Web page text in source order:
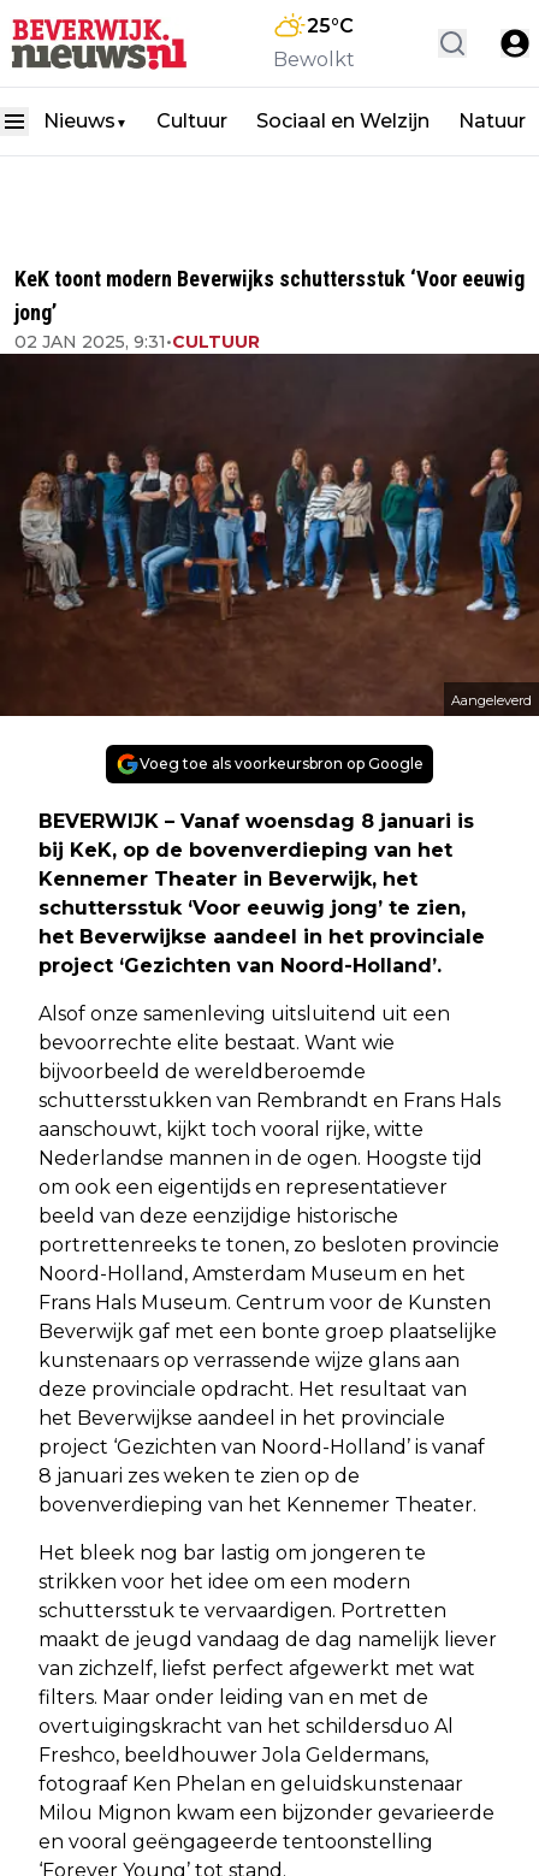
25°C
Bewolkt
Nieuws ▼ Cultuur Sociaal en Welzijn Natuur
KeK toont modern Beverwijks schuttersstuk ‘Voor eeuwig
jong’
02 JAN 2025, 9:31•CULTUUR
Aangeleverd
Voeg toe als voorkeursbron op Google
BEVERWIJK – Vanaf woensdag 8 januari is
bij KeK, op de bovenverdieping van het
Kennemer Theater in Beverwijk, het
schuttersstuk ‘Voor eeuwig jong’ te zien,
het Beverwijkse aandeel in het provinciale
project ‘Gezichten van Noord-Holland’.
Alsof onze samenleving uitsluitend uit een
bevoorrechte elite bestaat. Want wie
bijvoorbeeld de wereldberoemde
schuttersstukken van Rembrandt en Frans Hals
aanschouwt, kijkt toch vooral rijke, witte
Nederlandse mannen in de ogen. Hoogste tijd
om ook een eigentijds en representatiever
beeld van deze eenzijdige historische
portrettenreeks te tonen, zo besloten provincie
Noord-Holland, Amsterdam Museum en het
Frans Hals Museum. Centrum voor de Kunsten
Beverwijk gaf met een bonte groep plaatselijke
kunstenaars op verrassende wijze glans aan
deze provinciale opdracht. Het resultaat van
het Beverwijkse aandeel in het provinciale
project ‘Gezichten van Noord-Holland’ is vanaf
8 januari zes weken te zien op de
bovenverdieping van het Kennemer Theater.
Het bleek nog bar lastig om jongeren te
strikken voor het idee om een modern
schuttersstuk te vervaardigen. Portretten
maakt de jeugd vandaag de dag namelijk liever
van zichzelf, liefst perfect afgewerkt met wat
filters. Maar onder leiding van en met de
overtuigingskracht van het schildersduo Al
Freshco, beeldhouwer Jola Geldermans,
fotograaf Ken Phelan en geluidskunstenaar
Milou Mignon kwam een bijzonder gevarieerde
en vooral geëngageerde tentoonstelling
‘Forever Young’ tot stand.